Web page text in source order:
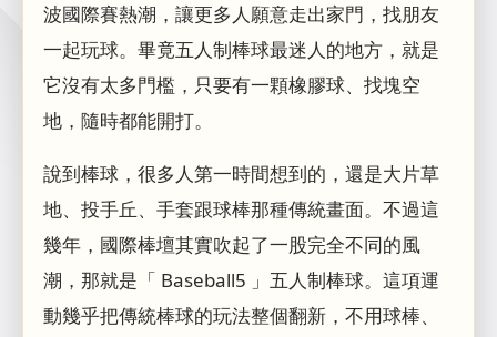
波國際賽熱潮，讓更多人願意走出家門，找朋友
一起玩球。畢竟五人制棒球最迷人的地方，就是
它沒有太多門檻，只要有一顆橡膠球、找塊空
地，隨時都能開打。
說到棒球，很多人第一時間想到的，還是大片草
地、投手丘、手套跟球棒那種傳統畫面。不過這
幾年，國際棒壇其實吹起了一股完全不同的風
潮，那就是「 Baseball5 」五人制棒球。這項運
動幾乎把傳統棒球的玩法整個翻新，不用球棒、